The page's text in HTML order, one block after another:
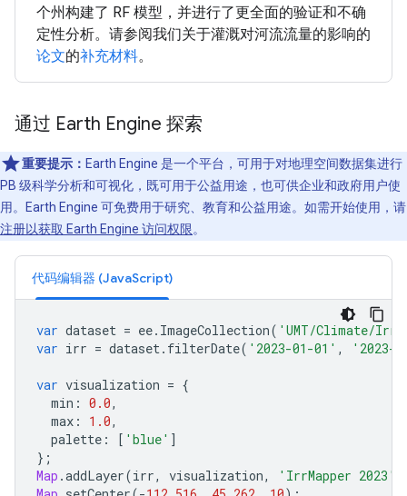
个州构建了 RF 模型，并进行了更全面的验证和不确
定性分析。请参阅我们关于灌溉对河流流量的影响的
论文的补充材料。
通过 Earth Engine 探索
重要提示： Earth Engine 是一个平台，可用于对地理空间数据集进行
PB 级科学分析和可视化，既可用于公益用途，也可供企业和政府用户使
用。Earth Engine 可免费用于研究、教育和公益用途。如需开始使用，请
注册以获取 Earth Engine 访问权限。
代码编辑器 (JavaScript)
var dataset = ee. ImageCollection( 'UMT/Climate/
var irr = dataset. filterDate( '2023-01-01' , '2023-
var visualization = {
min : 0.0,
max : 1.0,
palette : [ 'blue' ]
};
Map .addLayer(irr, visualization, 'IrrMapper 2023'